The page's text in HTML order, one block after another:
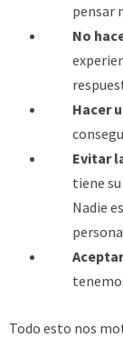
pensar
No
Hacer
Evitar
tiene
Nadie
Todo esto nos